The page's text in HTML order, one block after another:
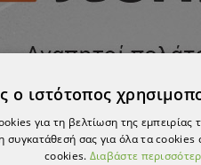
ο ιστότοπος
για τη βελτίωση της
συγκατάθεσή σας για όλα τα
cookies. Διαβάστε